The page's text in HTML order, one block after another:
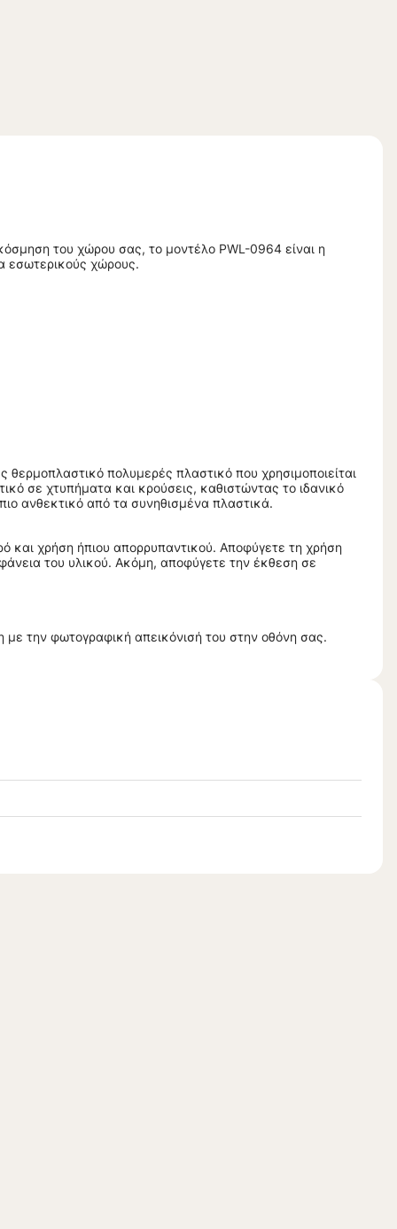
του χώρου σας, το μοντέλο PWL-0964 είναι η
εσωτερικούς χώρους.
πολυμερές πλαστικό που χρησιμοποιείται
σε χτυπήματα και κρούσεις, καθιστώντας το ιδανικό
ανθεκτικό από τα συνηθισμένα πλαστικά.
και χρήση ήπιου απορρυπαντικού. Αποφύγετε τη χρήση
του υλικού. Aκόμη, αποφύγετε την έκθεση σε
την φωτογραφική απεικόνισή του στην οθόνη σας.